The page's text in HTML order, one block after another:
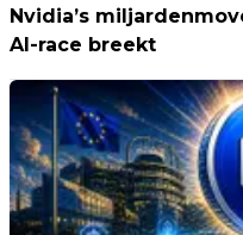
Nvidia’s
AI-race breekt